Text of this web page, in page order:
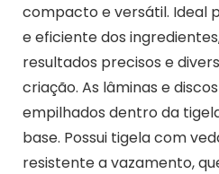
compacto e versátil. Ideal
e eficiente dos
resultados precisos e
criação. As lâminas e
empilhados dentro da
base. Possui tigela com
resistente a vazamento,